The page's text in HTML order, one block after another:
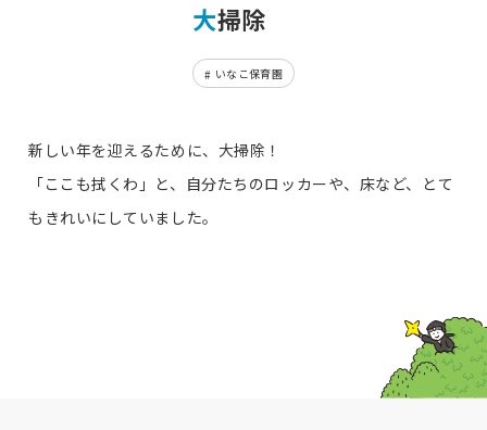
大掃除
いなこ保育園
新しい年を迎えるために、大掃除！
「ここも拭くわ」と、自分たちのロッカーや、床など、とて
もきれいにしていました。